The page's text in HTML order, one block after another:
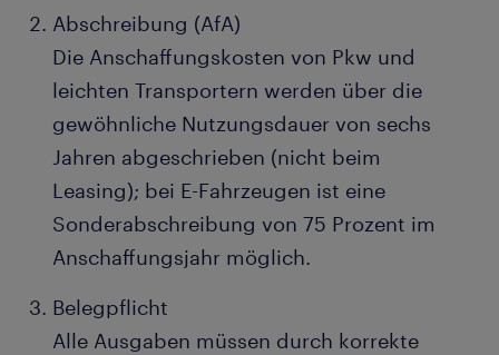
Abschreibung (AfA)
Die Anschaffungskosten von Pkw und
leichten Transportern werden über die
gewöhnliche Nutzungsdauer von sechs
Jahren abgeschrieben (nicht beim
Leasing); bei E-Fahrzeugen ist eine
Sonderabschreibung von 75 Prozent im
Anschaffungsjahr möglich.
Belegpflicht
Alle Ausgaben müssen durch korrekte